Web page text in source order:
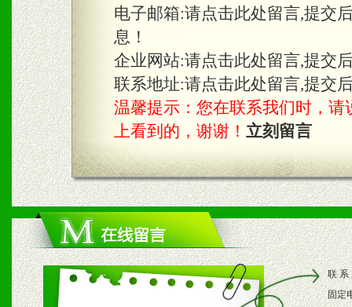
2、不定期在各大知名网站
知名度和影响力。
3、根据地方实际情况提供
具。
四、市场操作及支持
1、根据区域市场协助制定
2、根据具体情况公司给予
3、根据市场需要，派驻区
电子邮箱:请点击此处留言,提交
息！
企业网站:请点击此处留言,提交
联系地址:请点击此处留言,提交
温馨提示：您在联系我们时，请
上看到的，谢谢！ 立刻留言
联 系
固定